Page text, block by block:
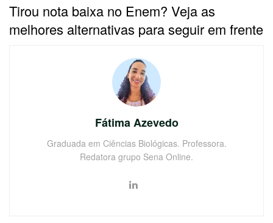
Tirou nota baixa no Enem? Veja as
melhores alternativas para seguir em frente
Fátima Azevedo
Graduada em Ciências Biológicas. Professora.
Redatora grupo Sena Online.